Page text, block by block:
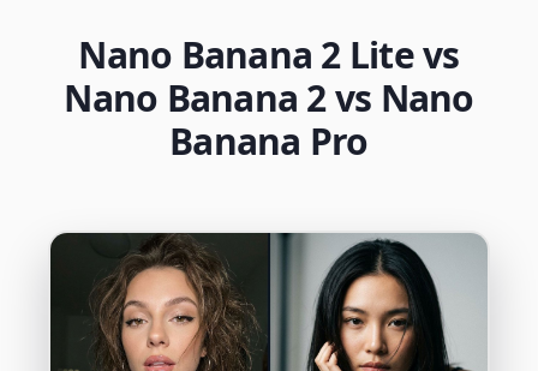
Nano Banana 2 Lite vs
Nano Banana 2 vs Nano
Banana Pro